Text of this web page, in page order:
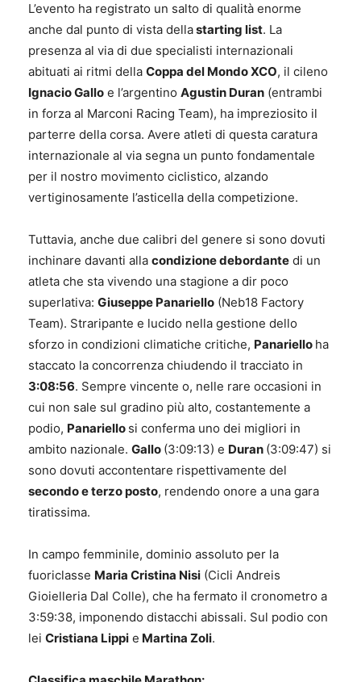
L’evento ha registrato un salto di qualità enorme
anche dal punto di vista dellastarting list. La
presenza al via di due specialisti internazionali
abituati ai ritmi della Coppa del Mondo XCO, il cileno
Ignacio Gallo e l’argentino Agustin Duran (entrambi
in forza al Marconi Racing Team), ha impreziosito il
parterre della corsa. Avere atleti di questa caratura
internazionale al via segna un punto fondamentale
per il nostro movimento ciclistico, alzando
vertiginosamente l’asticella della competizione.
Tuttavia, anche due calibri del genere si sono dovuti
inchinare davanti alla condizione debordante di un
atleta che sta vivendo una stagione a dir poco
superlativa: Giuseppe Panariello (Neb18 Factory
Team). Straripante e lucido nella gestione dello
sforzo in condizioni climatiche critiche, Panariello ha
staccato la concorrenza chiudendo il tracciato in
3:08:56. Sempre vincente o, nelle rare occasioni in
cui non sale sul gradino più alto, costantemente a
podio, Panariello si conferma uno dei migliori in
ambito nazionale. Gallo (3:09:13) e Duran (3:09:47) si
sono dovuti accontentare rispettivamente del
secondo e terzo posto, rendendo onore a una gara
tiratissima.
In campo femminile, dominio assoluto per la
fuoriclasse Maria Cristina Nisi (Cicli Andreis
Gioielleria Dal Colle), che ha fermato il cronometro a
3:59:38, imponendo distacchi abissali. Sul podio con
lei Cristiana Lippi e Martina Zoli.